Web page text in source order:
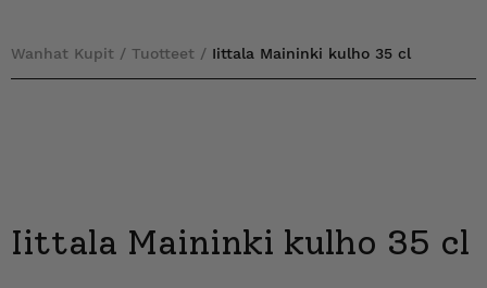
Wanhat Kupit / Tuotteet / Iittala Maininki kulho 35 cl
Iittala Maininki kulho 35 cl